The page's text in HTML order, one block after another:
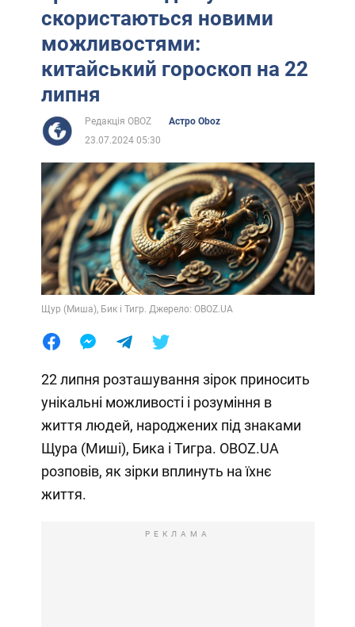
скористаються новими
можливостями:
китайський гороскоп на 22
липня
Редакція OBOZ
Астро Oboz
23.07.2024 05:30
Щур (Миша), Бик і Тигр. Джерело: OBOZ.UA
22 липня розташування зірок приносить
унікальні можливості і розуміння в
життя людей, народжених під знаками
Щура (Миші), Бика і Тигра. OBOZ.UA
розповів, як зірки вплинуть на їхнє
життя.
РЕКЛАМА